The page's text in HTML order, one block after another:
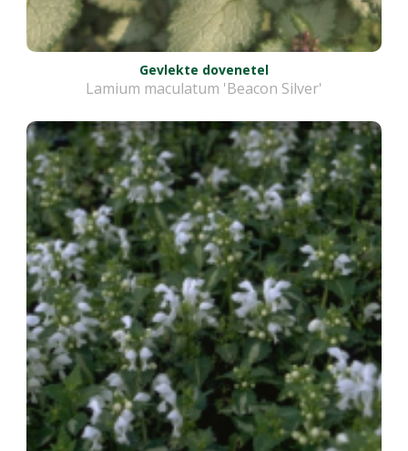
Gevlekte dovenetel
Lamium maculatum 'Beacon Silver'